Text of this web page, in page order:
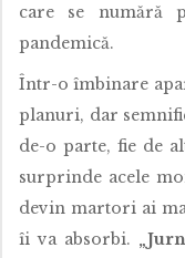
care se numără
pandemică.
Într-o îmbinare
planuri, dar
de-o parte, fie de
surprinde acele
devin martori ai
îi va absorbi.